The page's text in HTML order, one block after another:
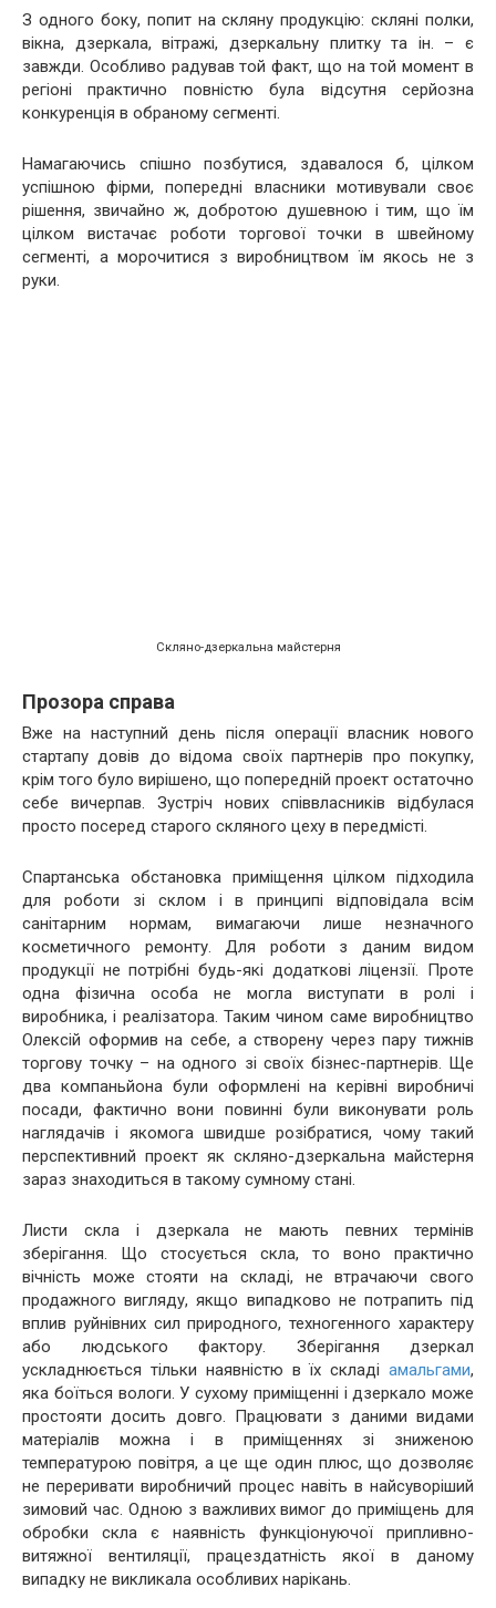
З одного боку, попит на скляну продукцію: скляні полки,
вікна, дзеркала, вітражі, дзеркальну плитку та ін. – є
завжди. Особливо радував той факт, що на той момент в
регіоні практично повністю була відсутня серйозна
конкуренція в обраному сегменті.
Намагаючись спішно позбутися, здавалося б, цілком
успішною фірми, попередні власники мотивували своє
рішення, звичайно ж, добротою душевною і тим, що їм
цілком вистачає роботи торгової точки в швейному
сегменті, а морочитися з виробництвом їм якось не з
руки.
Скляно-дзеркальна майстерня
Прозора справа
Вже на наступний день після операції власник нового
стартапу довів до відома своїх партнерів про покупку,
крім того було вирішено, що попередній проект остаточно
себе вичерпав. Зустріч нових співвласників відбулася
просто посеред старого скляного цеху в передмісті.
Спартанська обстановка приміщення цілком підходила
для роботи зі склом і в принципі відповідала всім
санітарним нормам, вимагаючи лише незначного
косметичного ремонту. Для роботи з даним видом
продукції не потрібні будь-які додаткові ліцензії. Проте
одна фізична особа не могла виступати в ролі і
виробника, і реалізатора. Таким чином саме виробництво
Олексій оформив на себе, а створену через пару тижнів
торгову точку – на одного зі своїх бізнес-партнерів. Ще
два компаньйона були оформлені на керівні виробничі
посади, фактично вони повинні були виконувати роль
наглядачів і якомога швидше розібратися, чому такий
перспективний проект як скляно-дзеркальна майстерня
зараз знаходиться в такому сумному стані.
Листи скла і дзеркала не мають певних термінів
зберігання. Що стосується скла, то воно практично
вічність може стояти на складі, не втрачаючи свого
продажного вигляду, якщо випадково не потрапить під
вплив руйнівних сил природного, техногенного характеру
або людського фактору. Зберігання дзеркал
ускладнюється тільки наявністю в їх складі амальгами,
яка боїться вологи. У сухому приміщенні і дзеркало може
простояти досить довго. Працювати з даними видами
матеріалів можна і в приміщеннях зі зниженою
температурою повітря, а це ще один плюс, що дозволяє
не переривати виробничий процес навіть в найсуворіший
зимовий час. Одною з важливих вимог до приміщень для
обробки скла є наявність функціонуючої припливно-
витяжної вентиляції, працездатність якої в даному
випадку не викликала особливих нарікань.